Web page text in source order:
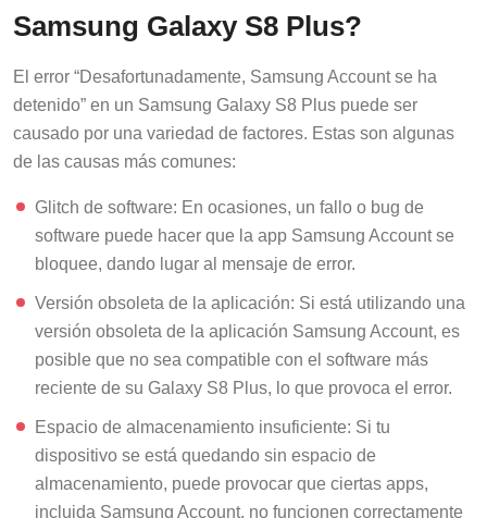
Samsung Galaxy S8 Plus?
El error “Desafortunadamente, Samsung Account se ha
detenido” en un Samsung Galaxy S8 Plus puede ser
causado por una variedad de factores. Estas son algunas
de las causas más comunes:
Glitch de software: En ocasiones, un fallo o bug de
software puede hacer que la app Samsung Account se
bloquee, dando lugar al mensaje de error.
Versión obsoleta de la aplicación: Si está utilizando una
versión obsoleta de la aplicación Samsung Account, es
posible que no sea compatible con el software más
reciente de su Galaxy S8 Plus, lo que provoca el error.
Espacio de almacenamiento insuficiente: Si tu
dispositivo se está quedando sin espacio de
almacenamiento, puede provocar que ciertas apps,
incluida Samsung Account, no funcionen correctamente